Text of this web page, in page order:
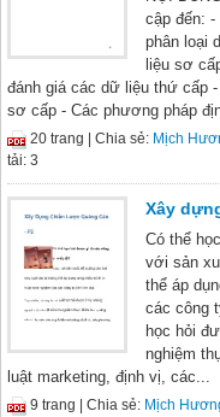
cập đến:
phân loại
liệu sơ
đánh giá các dữ liệu thứ cấp
sơ cấp - Các phương pháp
20 trang | Chia sẻ: Mịch
tải: 3
Xây
Có thể
với sản
thể áp
các công
học hỏi
nghiệm
luật marketing, định vị, các...
9 trang | Chia sẻ: Mịch